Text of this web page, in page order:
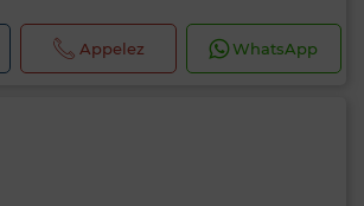
Appelez WhatsApp